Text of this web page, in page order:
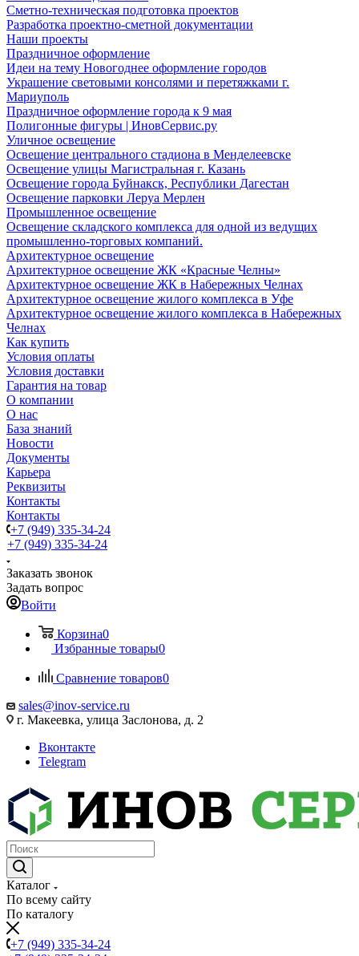
Сметно-техническая подготовка проектов
Разработка проектно-сметной документации
Наши проекты
Праздничное оформление
Идеи на тему Новогоднее оформление городов
Украшение световыми консолями и перетяжками г.
Мариуполь
Праздничное оформление города к 9 мая
Полигонные фигуры | ИновСервис.ру
Уличное освещение
Освещение центрального стадиона в Менделеевске
Освещение улицы Магистральная г. Казань
Освещение города Буйнакск, Республики Дагестан
Освещение парковки Леруа Мерлен
Промышленное освещение
Освещение складского комплекса для одной из ведущих
промышленно-торговых компаний.
Архитектурное освещение
Архитектурное освещение ЖК «Красные Челны»
Архитектурное освещение ЖК в Набережных Челнах
Архитектурное освещение жилого комплекса в Уфе
Архитектурное освещение жилого комплекса в Набережных
Челнах
Как купить
Условия оплаты
Условия доставки
Гарантия на товар
О компании
О нас
База знаний
Новости
Документы
Карьера
Реквизиты
Контакты
Контакты
+7 (949) 335-34-24
+7 (949) 335-34-24
Заказать звонок
Задать вопрос
Войти
Корзина0
Избранные товары0
Сравнение товаров0
sales@inov-service.ru
г. Макеевка, улица Заслонова, д. 2
Вконтакте
Telegram
Каталог
По всему сайту
По каталогу
+7 (949) 335-34-24